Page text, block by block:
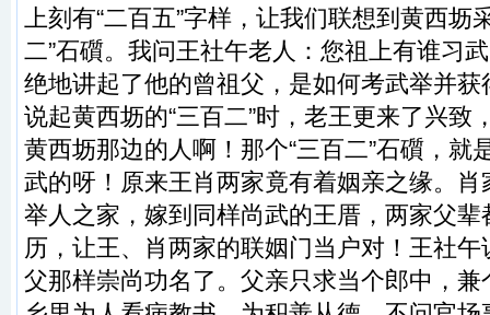
上刻有“二百五”字样，让我们联想到黄西坜
二”石礩。我问王社午老人：您祖上有谁习
绝地讲起了他的曾祖父，是如何考武举并
说起黄西坜的“三百二”时，老王更来了兴致
黄西坜那边的人啊！那个“三百二”石礩，就
武的呀！原来王肖两家竟有着姻亲之缘。
举人之家，嫁到同样尚武的王厝，两家父
历，让王、肖两家的联姻门当户对！王社
父那样崇尚功名了。父亲只求当个郎中，